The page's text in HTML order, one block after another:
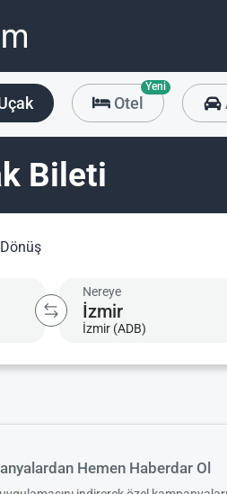
Otel
Yeni
Bileti
Nereye
İzmir (ADB)
Hemen Haberdar Ol